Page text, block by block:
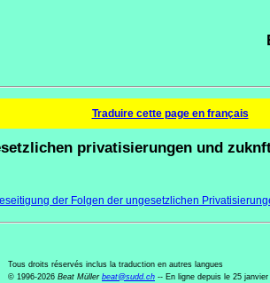
Traduire cette page en français
privatisierungen und
der Folgen der ungesetzlichen
Tous droits réservés inclus la traduction en autres langues
© 1996-2026 Beat Müller beat@sudd.ch -- En ligne depuis le 25 janvier